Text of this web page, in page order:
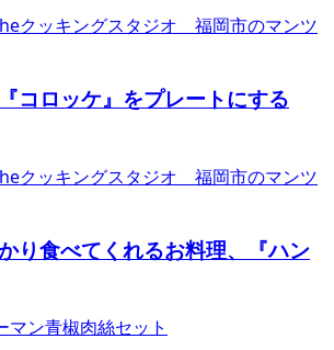
コロッケ』をプレートにする
り食べてくれるお料理、『ハン